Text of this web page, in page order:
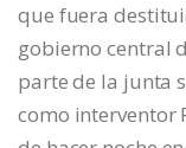
que fuera
gobierno central
parte de la junta
como interventor